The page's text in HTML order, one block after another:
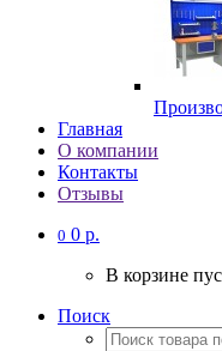
Главная
О компании
Контакты
Отзывы
0 0 р.
В корзине
Поиск